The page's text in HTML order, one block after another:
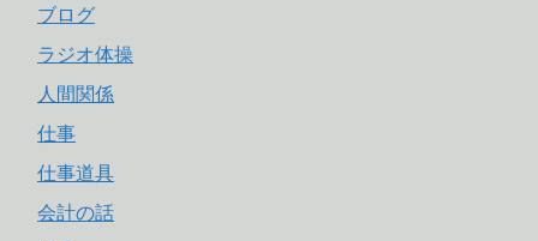
ブログ
ラジオ体操
人間関係
仕事
仕事道具
会計の話